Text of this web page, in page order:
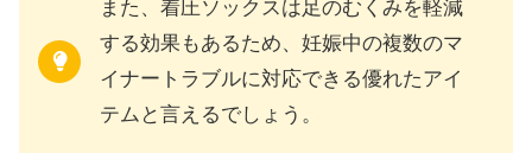
また、着圧ソックスは足のむくみを軽減
する効果もあるため、妊娠中の複数のマ
イナートラブルに対応できる優れたアイ
テムと言えるでしょう。